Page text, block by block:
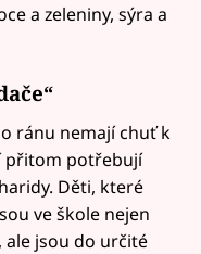
a zeleniny, sýra a
ránu nemají chuť k
přitom potřebují
Děti, které
ve škole nejen
ale jsou do určité